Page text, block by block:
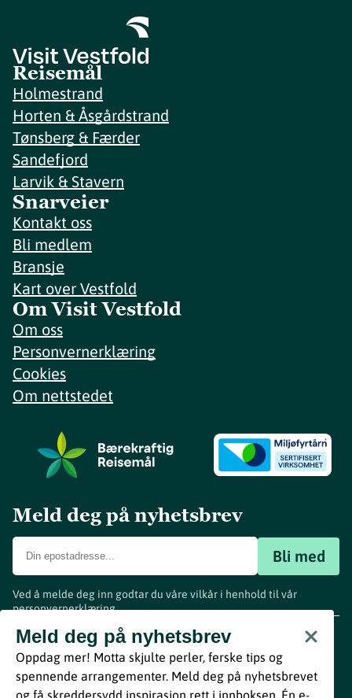
Reisemål
Holmestrand
Horten & Åsgårdstrand
Tønsberg & Færder
Sandefjord
Larvik & Stavern
Snarveier
Kontakt oss
Bli medlem
Bransje
Kart over Vestfold
Om Visit Vestfold
Om oss
Personvernerklæring
Cookies
Om nettstedet
Meld deg på nyhetsbrev
Bli med
Ved å melde deg inn godtar du våre vilkår i henhold til vår
personvernerklæring.
Meld deg på nyhetsbrev
Oppdag mer! Motta skjulte perler, ferske tips og
spennende arrangementer. Meld deg på nyhetsbrevet
og få skreddersydd inspirasjon rett i innboksen. Én e-
www.visitvestfold.com
Turistinformasjon
Vestfold Fylkeskommune
ByBreakfast